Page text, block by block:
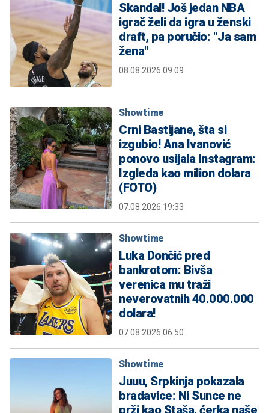
Skandal! Još jedan NBA
igrač želi da igra u ženski
draft, pa poručio: "Ja sam
žena"
08.08.2026 09:09
Showtime
Crni Bastijane, šta si
izgubio! Ana Ivanović
ponovo usijala Instagram:
Izgleda kao milion dolara
(FOTO)
07.08.2026 19:33
Showtime
Luka Dončić pred
bankrotom: Bivša
verenica mu traži
neverovatnih 40.000.000
dolara!
07.08.2026 06:50
Showtime
Juuu, Srpkinja pokazala
bradavice: Ni Sunce ne